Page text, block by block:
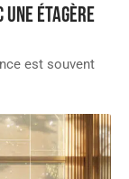
étagère
est souvent